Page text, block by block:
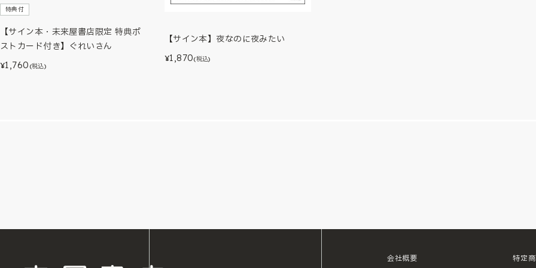
特典付
【サイン本・未来屋書店限定 特典ポ
ストカード付き】ぐれいさん
¥1,760 (税込)
【サイン本】夜なのに夜みたい
¥1,870(税込)
会社概要 特定